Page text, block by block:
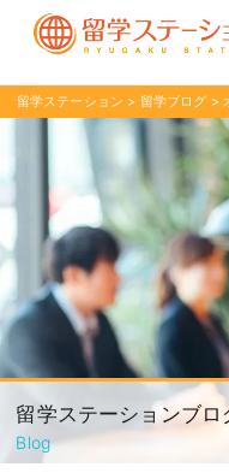
留学ステーション > 留学ブログ >
留学ステーションブロ
Blog